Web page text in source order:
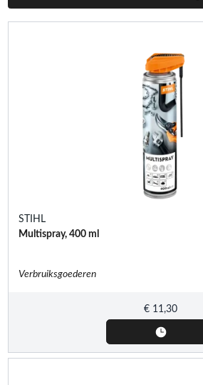
STIHL
Multispray, 400 ml
Verbruiksgoederen
€ 11,30